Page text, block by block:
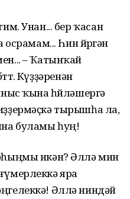
Унан... бер ҡасан
Һин йөрөгән
– Ҡатынҡай
Күҙҙәренән
ҡына һөйләшергә
тырышһа ла,
буламы һуң!
икән? Әллә мин
яра
Әллә ниндәй